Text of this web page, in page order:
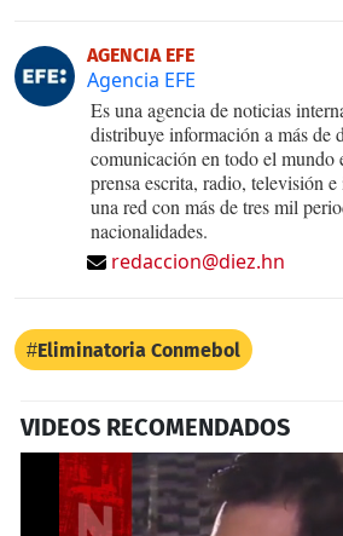
AGENCIA EFE
Agencia EFE
Es una agencia de noticias
distribuye información a más de
comunicación en todo el mundo
prensa escrita, radio, televisión
una red con más de tres mil
nacionalidades.
redaccion@diez.hn
Eliminatoria Conmebol
VIDEOS RECOMENDADOS